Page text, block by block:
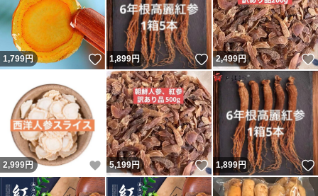
1,799円 いいね！
1,899円 いいね！
2,499円
2,999円 いいね！
5,199円 いいね！
1,899円